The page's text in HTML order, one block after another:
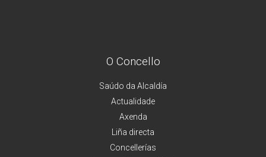
O Concello
Saúdo da Alcaldía
Actualidade
Axenda
Liña directa
Concellerías